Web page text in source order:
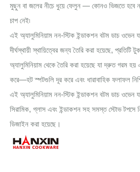
মুছুন বা জলের নীচে ধুয়ে ফেলুন — কোনও ভিজতে হবে
চাপ নেই৷
এই অ্যালুমিনিয়াম নন-স্টিক ইন্ডাকশন বটম ডাচ ওভেন
দীর্ঘস্থায়ী স্থায়িত্বের জন্য তৈরি করা হয়েছে, প্রতিটি
অ্যালুমিনিয়াম থেকে তৈরি করা হয়েছে যা দ্রুত গরম হয়
করে—হট স্পটগুলি দূর করে এবং ধারাবাহিক ফলাফল
এই অ্যালুমিনিয়াম নন-স্টিক ইন্ডাকশন বটম ডাচ ওভেন
সিরামিক, গ্লাস এবং ইন্ডাকশন সহ সমস্ত স্টোভ টপসে
ডিজাইন করা হয়েছে।